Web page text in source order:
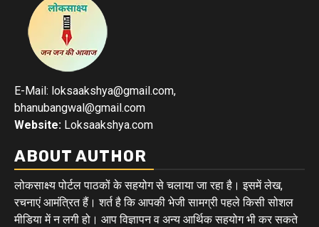
E-Mail: loksaakshya@gmail.com,
bhanubangwal@gmail.com
Website: Loksaakshya.com
ABOUT AUTHOR
लोकसाक्ष्य पोर्टल पाठकों के सहयोग से चलाया जा रहा है। इसमें लेख,
रचनाएं आमंत्रित हैं। शर्त है कि आपकी भेजी सामग्री पहले किसी सोशल
मीडिया में न लगी हो। आप विज्ञापन व अन्य आर्थिक सहयोग भी कर सकते